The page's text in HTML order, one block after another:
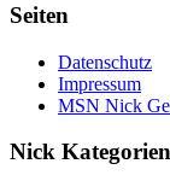
Seiten
Datenschutz
Impressum
MSN Nick
Nick Kategorien